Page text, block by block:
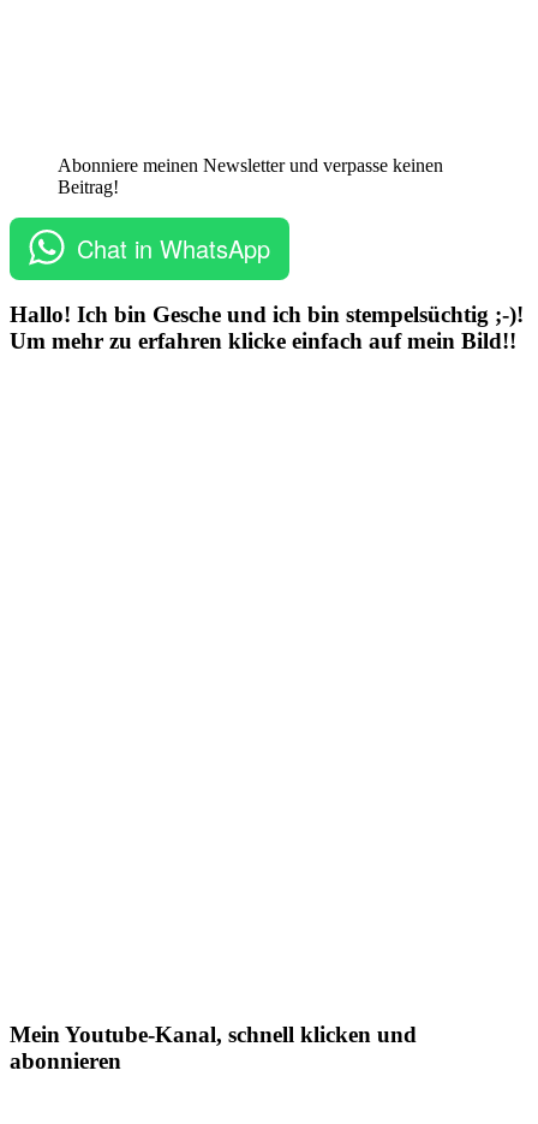
Abonniere meinen Newsletter und verpasse keinen
Beitrag!
Chat in WhatsApp
Hallo! Ich bin Gesche und ich bin stempelsüchtig ;-)!
Um mehr zu erfahren klicke einfach auf mein Bild!!
Mein Youtube-Kanal, schnell klicken und
abonnieren